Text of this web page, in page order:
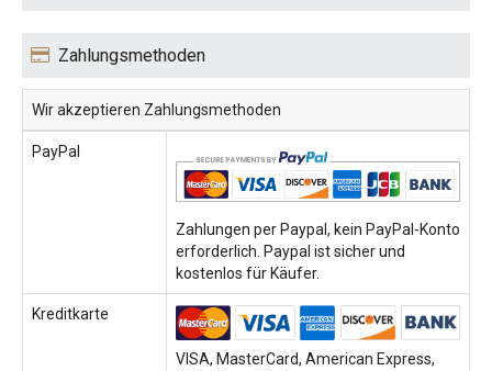
Zahlungsmethoden
Wir akzeptieren Zahlungsmethoden
PayPal
Zahlungen per Paypal, kein PayPal-Konto
erforderlich. Paypal ist sicher und
kostenlos für Käufer.
Kreditkarte
VISA, MasterCard, American Express,